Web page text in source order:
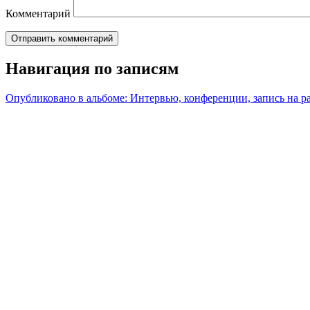
Комментарий
Навигация по записям
Опубликовано в альбоме: Интервью, конференции, запись на